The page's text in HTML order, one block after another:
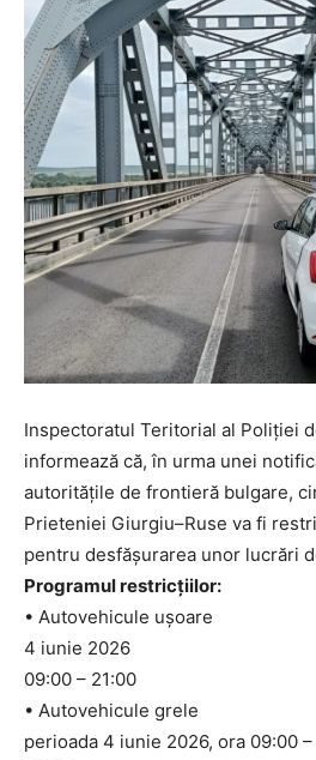
Inspectoratul Teritorial al Poliției
informează că, în urma unei
autoritățile de frontieră bulgare,
Prieteniei Giurgiu–Ruse va fi
pentru desfășurarea unor lucrări
Programul restricțiilor:
• Autovehicule ușoare
4 iunie 2026
09:00 – 21:00
• Autovehicule grele
perioada 4 iunie 2026, ora 09:00